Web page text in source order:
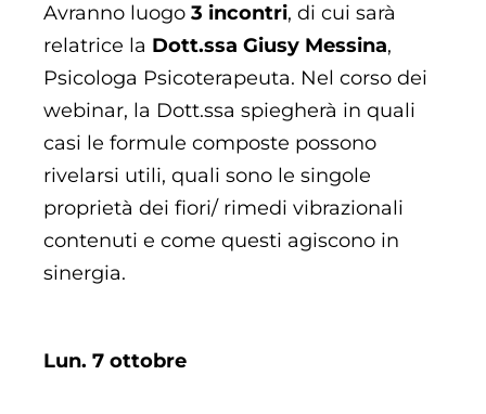
Avranno luogo 3 incontri, di cui sarà
relatrice la Dott.ssa Giusy Messina,
Psicologa Psicoterapeuta. Nel corso dei
webinar, la Dott.ssa spiegherà in quali
casi le formule composte possono
rivelarsi utili, quali sono le singole
proprietà dei fiori/ rimedi vibrazionali
contenuti e come questi agiscono in
sinergia.
Lun. 7 ottobre